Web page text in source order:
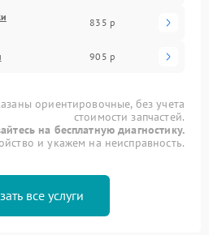
835 р
905 р
ориентировочные, без учета
стоимости запчастей.
на бесплатную диагностику.
и укажем на неисправность.
все услуги